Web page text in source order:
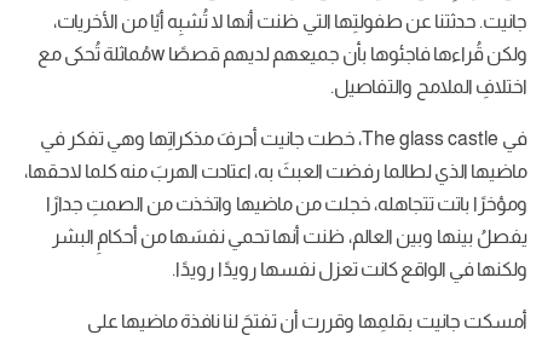
جانيت. حدثتنا عن طفولتِها التي ظنت أنها لا تُشبِه أيًا من الأخريات،
ولكن قُراءها فاجئوها بأن جميعهم لديهم قصصًا wمُماثلة تُحكى مع
اختلافِ الملامح والتفاصيل.
في The glass castle، خطت جانيت أحرفَ مذكراتِها وهي تفكر في
ماضيها الذي لطالما رفضت العبثَ به، اعتادت الهربَ منه كلما لاحقها،
ومؤخرًا باتت تتجاهله، خجلت من ماضيها واتخذت من الصمتِ جدارًا
يفصلُ بينها وبين العالم، ظنت أنها تحمي نفسَها من أحكامِ البشر
ولكنها في الواقع كانت تعزل نفسها رويدًا رويدًا.
أمسكت جانيت بقلمِها وقررت أن تفتحَ لنا نافذة ماضيها على